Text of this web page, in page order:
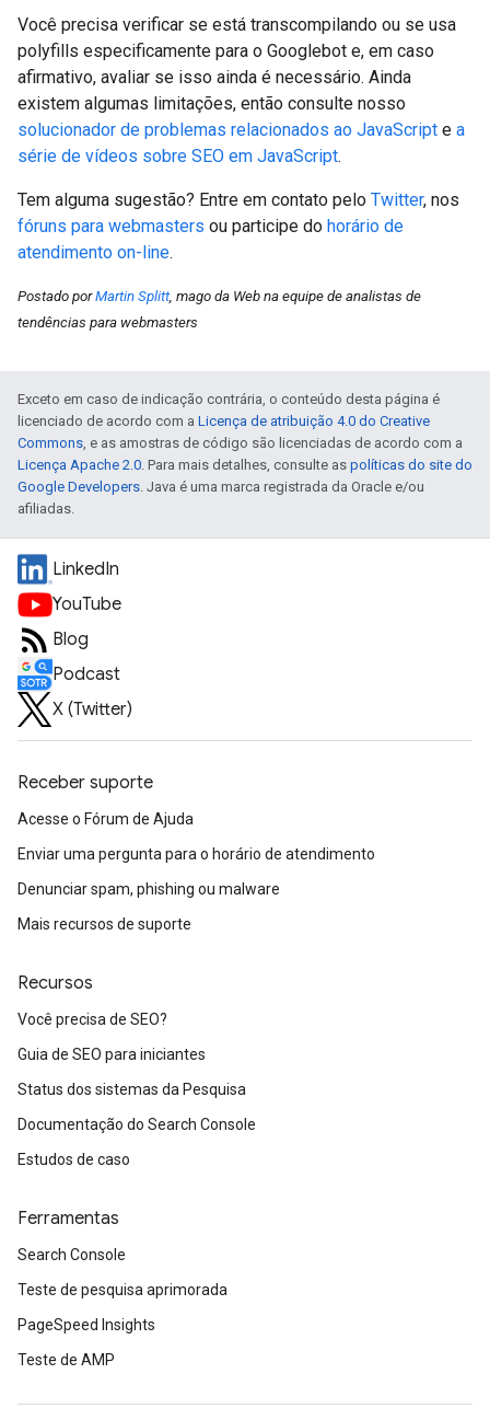
Você precisa verificar se está transcompilando ou se usa
polyfills especificamente para o Googlebot e, em caso
afirmativo, avaliar se isso ainda é necessário. Ainda
existem algumas limitações, então consulte nosso
solucionador de problemas relacionados ao JavaScript e a
série de vídeos sobre SEO em JavaScript.
Tem alguma sugestão? Entre em contato pelo Twitter, nos
fóruns para webmasters ou participe do horário de
atendimento on-line.
Postado porMartin Splitt, mago da Web na equipe de analistas de
tendências para webmasters
Exceto em caso de indicação contrária, o conteúdo desta página é
licenciado de acordo com a Licença de atribuição 4.0 do Creative
Commons, e as amostras de código são licenciadas de acordo com a
Licença Apache 2.0. Para mais detalhes, consulte as políticas do site do
Google Developers. Java é uma marca registrada da Oracle e/ou
afiliadas.
LinkedIn
YouTube
Blog
Podcast
X (Twitter)
Receber suporte
Acesse o Fórum de Ajuda
Enviar uma pergunta para o horário de atendimento
Denunciar spam, phishing ou malware
Mais recursos de suporte
Recursos
Você precisa de SEO?
Guia de SEO para iniciantes
Status dos sistemas da Pesquisa
Documentação do Search Console
Estudos de caso
Ferramentas
Search Console
Teste de pesquisa aprimorada
PageSpeed Insights
Teste de AMP